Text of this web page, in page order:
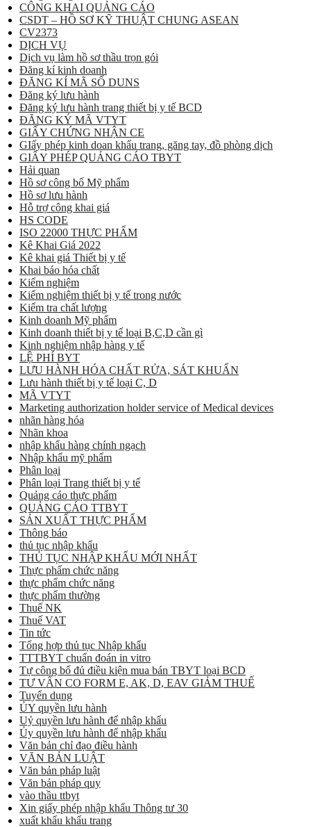
CÔNG KHAI QUẢNG CÁO
CSDT – HỒ SƠ KỸ THUẬT CHUNG ASEAN
CV2373
DỊCH VỤ
Dịch vụ làm hồ sơ thầu trọn gói
Đăng kí kinh doanh
ĐĂNG KÍ MÃ SỐ DUNS
Đăng ký lưu hành
Đăng ký lưu hành trang thiết bị y tế BCD
ĐĂNG KÝ MÃ VTYT
GIẤY CHỨNG NHẬN CE
GIấy phép kinh doan khẩu trang, găng tay, đồ phòng dịch
GIẤY PHÉP QUẢNG CÁO TBYT
Hải quan
Hồ sơ công bố Mỹ phẩm
Hồ sơ lưu hành
Hỗ trợ công khai giá
HS CODE
ISO 22000 THỰC PHẨM
Kê Khai Giá 2022
Kê khai giá Thiết bị y tế
Khai báo hóa chất
Kiểm nghiệm
Kiểm nghiệm thiết bị y tế trong nước
Kiểm tra chất lượng
Kinh doanh Mỹ phẩm
Kinh doanh thiết bị y tế loại B,C,D cần gì
Kinh nghiệm nhập hàng y tế
LỆ PHÍ BYT
LƯU HÀNH HÓA CHẤT RỬA, SÁT KHUẨN
Lưu hành thiết bị y tế loại C, D
MÃ VTYT
Marketing authorization holder service of Medical devices
nhãn hàng hóa
Nhãn khoa
nhập khẩu hàng chính ngạch
Nhập khẩu mỹ phẩm
Phân loại
Phân loại Trang thiết bị y tế
Quảng cáo thực phẩm
QUẢNG CÁO TTBYT
SẢN XUẤT THỰC PHẨM
Thông báo
thủ tục nhập khẩu
THỦ TỤC NHẬP KHẨU MỚI NHẤT
Thực phẩm chức năng
thực phẩm chức năng
thực phẩm thường
Thuế NK
Thuế VAT
Tin tức
Tổng hợp thủ tục Nhập khẩu
TTTBYT chuẩn đoán in vitro
Tự công bố đủ điều kiện mua bán TBYT loại BCD
TƯ VẤN CO FORM E, AK, D, EAV GIẢM THUẾ
Tuyển dụng
ỦY quyền lưu hành
Uỷ quyền lưu hành để nhập khẩu
Ủy quyền lưu hành để nhập khẩu
Văn bản chỉ đạo điều hành
VĂN BẢN LUẬT
Văn bản pháp luật
Văn bản pháp quy
vào thầu ttbyt
Xin giấy phép nhập khẩu Thông tư 30
xuất khẩu khẩu trang